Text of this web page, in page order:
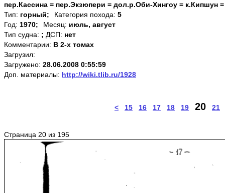
пер.Кассина = пер.Экзюпери = дол.р.Оби-Хингоу = к.Кипшун
Тип: горный; Категория похода: 5
Год: 1970; Месяц: июль, август
Тип судна: ; ДСП: нет
Комментарии: В 2-х томах
Загрузил:
Загружено: 28.06.2008 0:55:59
Доп. материалы: http://wiki.tlib.ru/1928
< 15 16 17 18 19 20 21
Страница 20 из 195